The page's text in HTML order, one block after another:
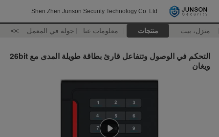
Shen Zhen Junson Security Technology Co. Ltd
منزل، بيت منتجات معلومات عنا جولة في المعمل >>
التحكم في الوصول وتتفاعل قارئ بطاقة طويلة المدى مع 26bit
ويغان